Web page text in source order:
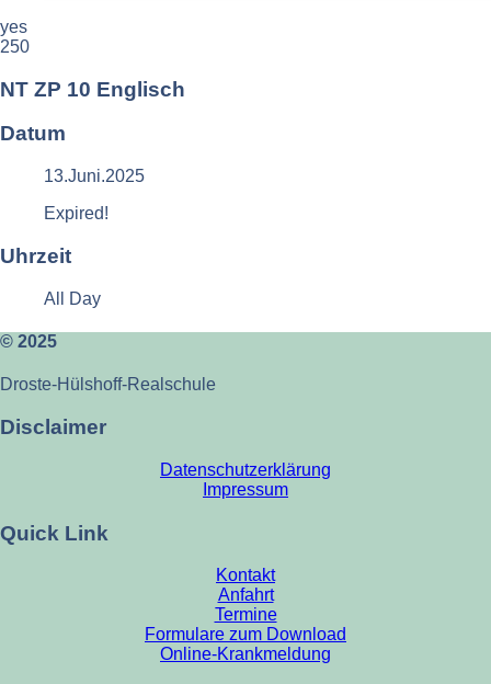
yes
250
NT ZP 10 Englisch
Datum
13.Juni.2025
Expired!
Uhrzeit
All Day
© 2025
Droste-Hülshoff-Realschule
Disclaimer
Datenschutzerklärung
Impressum
Quick Link
Kontakt
Anfahrt
Termine
Formulare zum Download
Online-Krankmeldung